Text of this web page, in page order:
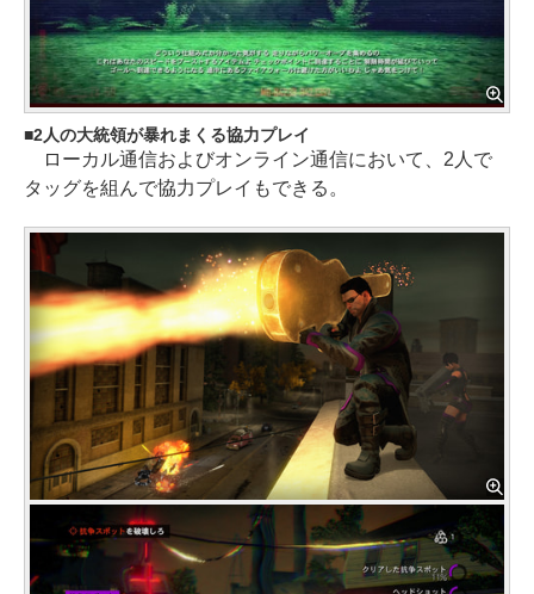
2人の大統領が暴れまくる協力プレイ
ローカル通信およびオンライン通信において、2人で
タッグを組んで協力プレイもできる。